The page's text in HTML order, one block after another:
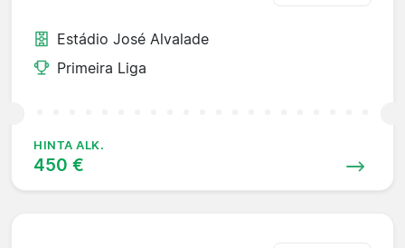
Estádio José Alvalade
Primeira Liga
HINTA ALK.
450 €